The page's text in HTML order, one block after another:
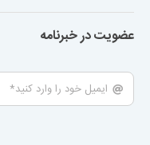
عضویت در خبرنامه